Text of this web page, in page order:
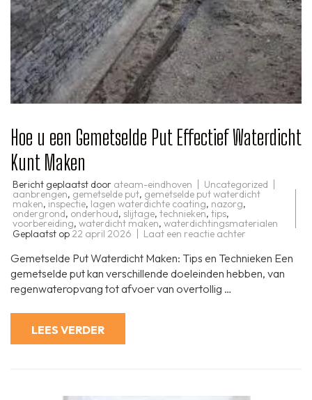
Hoe u een Gemetselde Put Effectief Waterdicht
Kunt Maken
Bericht geplaatst door ateam-eindhoven Uncategorized
aanbrengen, gemetselde put, gemetselde put waterdicht
maken, inspectie, lagen waterdichte coating, nazorg,
ondergrond, onderhoud, slijtage, technieken, tips,
voorbereiding, waterdicht maken, waterdichtingsmaterialen
Geplaatst op 22 april 2026 Laat een reactie achter
u
een
Gemetselde
Gemetselde Put Waterdicht Maken: Tips en Technieken Een
gemetselde put kan verschillende doeleinden hebben, van
regenwateropvang tot afvoer van overtollig …
LEES VERDER